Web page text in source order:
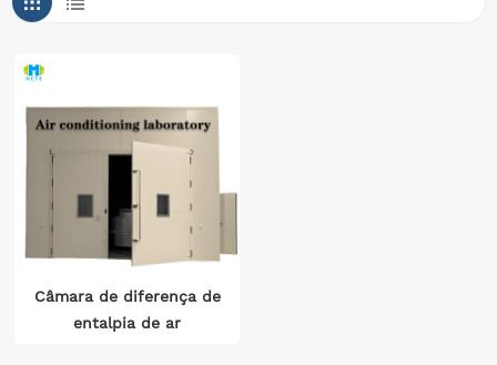
Câmara de diferença de
entalpia de ar